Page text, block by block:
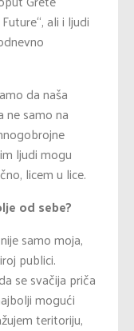
ali i ljudi
da naša
ne samo na
ljudi mogu
licem u lice.
od sebe?
samo moja,
publici.
se svačija priča
mogući
teritoriju,